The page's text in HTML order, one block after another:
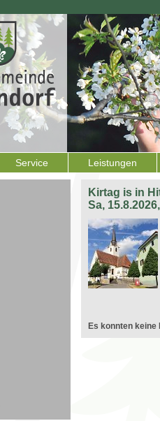
Service Leistungen
Kirtag is in
Sa,
Es konnten keine